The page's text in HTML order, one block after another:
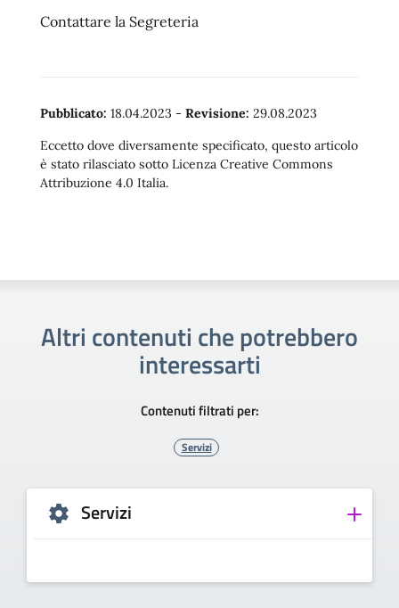
Contattare la Segreteria
Pubblicato: 18.04.2023 - Revisione: 29.08.2023
Eccetto dove diversamente specificato, questo articolo
è stato rilasciato sotto Licenza Creative Commons
Attribuzione 4.0 Italia.
Altri contenuti che potrebbero
interessarti
Contenuti filtrati per:
Servizi
Servizi